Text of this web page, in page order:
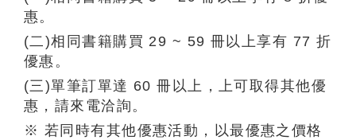
惠。
(二)相同書籍購買 29 ~ 59 冊以上享有 77 折
優惠。
(三)單筆訂單達 60 冊以上，上可取得其他優
惠，請來電洽詢。
※ 若同時有其他優惠活動，以最優惠之價格